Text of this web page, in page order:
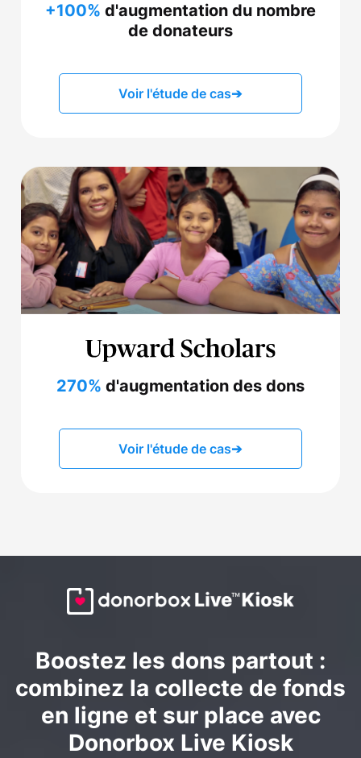
+100% d'augmentation du nombre
de donateurs
Voir l'étude de cas➔
270% d'augmentation des dons
Voir l'étude de cas➔
Boostez les dons partout :
combinez la collecte de fonds
en ligne et sur place avec
Donorbox Live Kiosk